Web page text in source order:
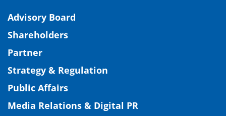
Advisory Board
Shareholders
Partner
Strategy & Regulation
Public Affairs
Media Relations & Digital PR